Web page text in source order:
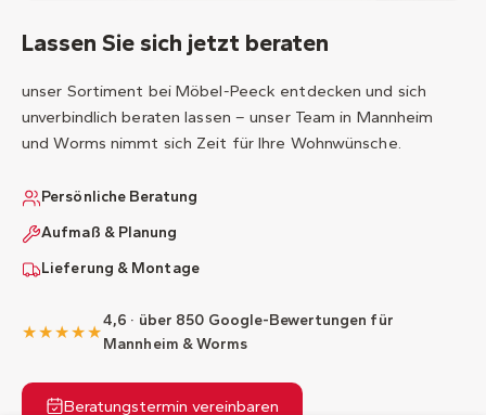
Lassen Sie sich jetzt beraten
unser Sortiment bei Möbel-Peeck entdecken und sich
unverbindlich beraten lassen – unser Team in Mannheim
und Worms nimmt sich Zeit für Ihre Wohnwünsche.
Persönliche Beratung
Aufmaß & Planung
Lieferung & Montage
★★★★★
4,6 · über 850 Google-Bewertungen für
Mannheim & Worms
Beratungstermin vereinbaren